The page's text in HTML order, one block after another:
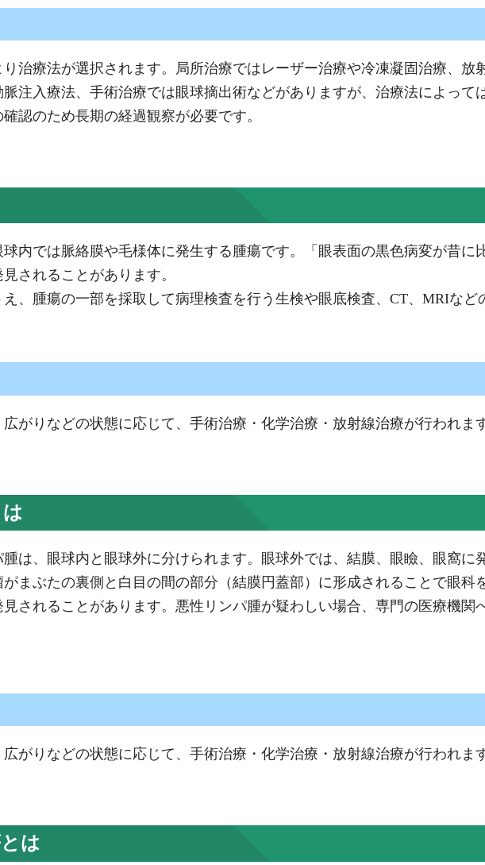
治療法が選択されます。局所治療ではレーザー治療や冷凍凝固治療、放
注入療法、手術治療では眼球摘出術などがありますが、治療法によって
認のため長期の経過観察が必要です。
内では脈絡膜や毛様体に発生する腫瘍です。「眼表面の黒色病変が昔に
されることがあります。
、腫瘍の一部を採取して病理検査を行う生検や眼底検査、CT、MRIなど
がりなどの状態に応じて、手術治療・化学治療・放射線治療が行われます
は、眼球内と眼球外に分けられます。眼球外では、結膜、眼瞼、眼窩に
まぶたの裏側と白目の間の部分（結膜円蓋部）に形成されることで眼科
されることがあります。悪性リンパ腫が疑わしい場合、専門の医療機関
がりなどの状態に応じて、手術治療・化学治療・放射線治療が行われます
は